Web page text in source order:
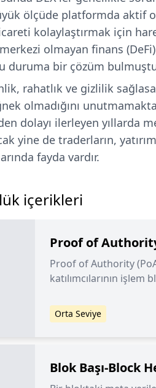
ölçüde platformda aktif
kolaylaştırmak için
olmayan finans
duruma bir çözüm
rahatlık ve gizlilik
olmadığını
dolayı ilerleyen yıllarda
yine de traderların,
fayda vardır.
içerikleri
Proof of
Proof of Authority
katılımcılarının
Orta Seviye
Blok Başı-Block